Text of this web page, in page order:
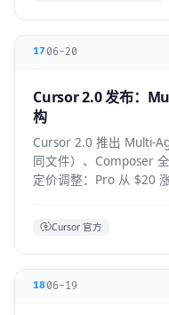
17 06-20
Cursor 2.0 发布：
构
Cursor 2.0 推出 Multi-
同文件）、Composer
定价调整：Pro 从 $20
Cursor 官方
1806-19